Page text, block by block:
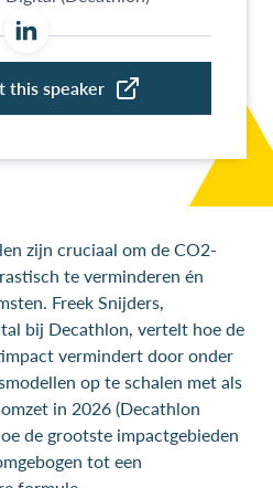
zijn cruciaal om de CO2-
te verminderen én
Freek Snijders,
bij Decathlon, vertelt hoe de
vermindert door onder
op te schalen met als
in 2026 (Decathlon
de grootste impactgebieden
tot een